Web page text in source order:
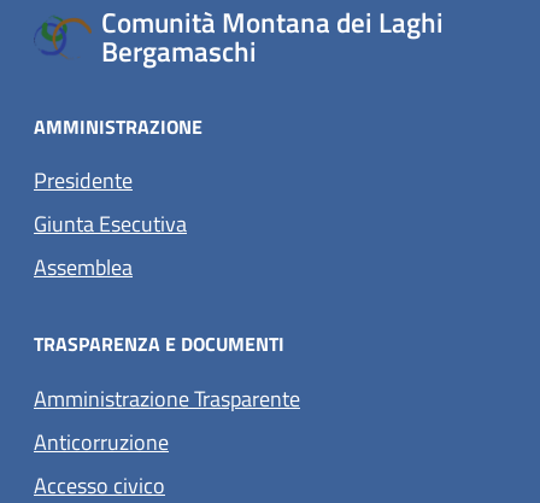
Comunità Montana dei Laghi
Bergamaschi
AMMINISTRAZIONE
Presidente
Giunta Esecutiva
Assemblea
TRASPARENZA E DOCUMENTI
Amministrazione Trasparente
Anticorruzione
Accesso civico